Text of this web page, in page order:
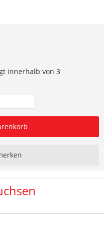
innerhalb von 3